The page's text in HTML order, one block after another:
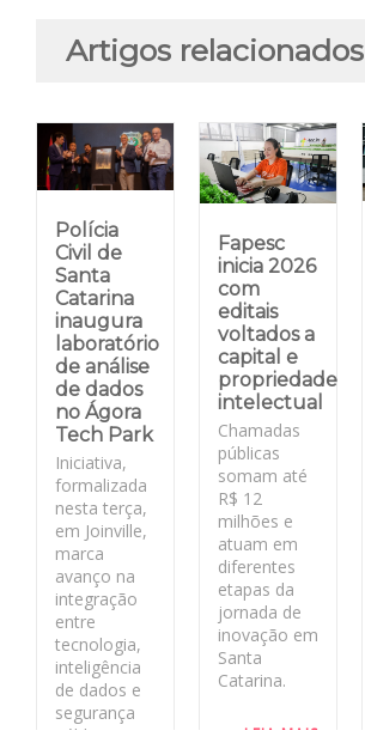
Artigos relacionados
Polícia
Civil de
Santa
Catarina
inaugura
laboratório
de análise
de dados
no Ágora
Tech Park
Iniciativa,
formalizada
nesta terça,
em Joinville,
marca
avanço na
integração
entre
tecnologia,
inteligência
de dados e
segurança
pública no
Fapesc
inicia 2026
com
editais
voltados a
capital e
propriedade
intelectual
Chamadas
públicas
somam até
R$ 12
milhões e
atuam em
diferentes
etapas da
jornada de
inovação em
Santa
Catarina.
LEIA MAIS